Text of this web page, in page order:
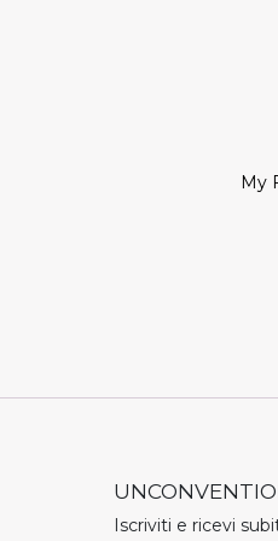
My
Iscriviti e ricevi